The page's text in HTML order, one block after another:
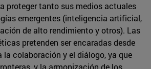
proteger tanto sus medios actuales
emergentes (inteligencia artificial,
de alto rendimiento y otros). Las
pretenden ser encaradas desde
la colaboración y el diálogo, ya que
y la armonización de los